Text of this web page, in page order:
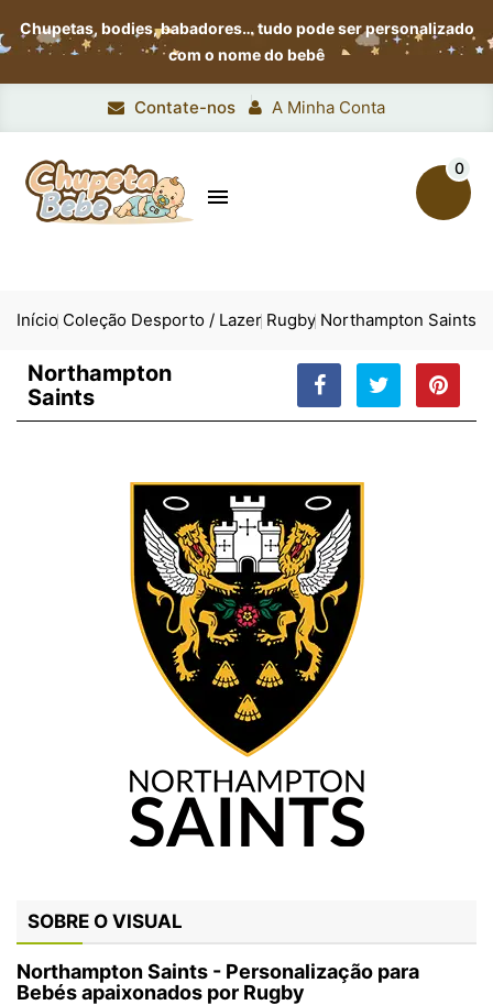
Chupetas, bodies, babadores…tudo pode ser personalizado
com o nome do bebê
Contate-nos A Minha Conta

0
Início Coleção Desporto / Lazer Rugby Northampton Saints
Northampton
Saints
SOBRE O VISUAL
Northampton Saints - Personalização para
Bebés apaixonados por Rugby